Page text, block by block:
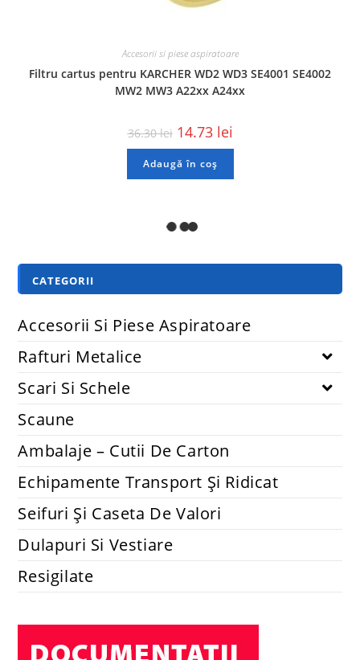
Accesorii si piese aspiratoare
Filtru cartus pentru KARCHER WD2 WD3 SE4001 SE4002
MW2 MW3 A22xx A24xx
36.30lei 14.73 lei
Adaugă în coș
Set 2 lavete mopuri compatibile cu robot Xiaomi Mi Robot